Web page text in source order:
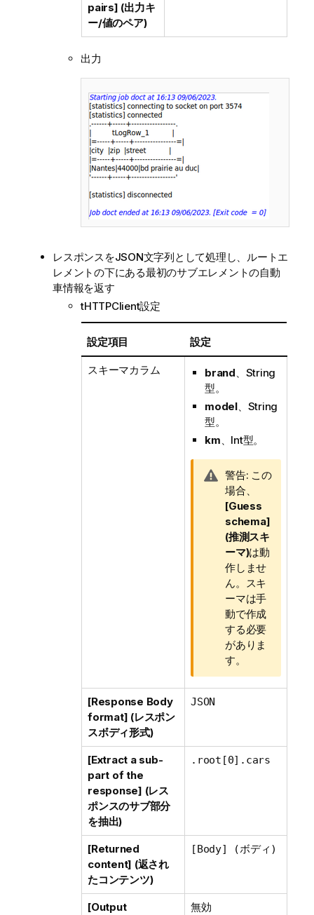
pairs] (出力キ
ー/値のペア)
出力
レスポンスをJSON文字列として処理し、ルートエ
レメントの下にある最初のサブエレメントの自動
車情報を返す
tHTTPClient設定
設定項目 設定
スキーマカラム brand、String
型。
model、String
型。
km、Int型。
情
報
メ
モ
警告: この
場合、
[Guess
schema]
(推測スキ
ーマ)は動
作しませ
ん。スキ
ーマは手
動で作成
する必要
がありま
す。
[Response Body
format] (レスポン
スボディ形式)
JSON
[Extract a sub-
part of the
response] (レス
ポンスのサブ部分
を抽出)
.root[0].cars
[Returned
content] (返され
たコンテンツ)
[Body] (ボディ)
[Output
無効